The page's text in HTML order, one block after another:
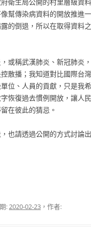
幫傳染病資料的開放推進
的倒退，所以在取得資料
或稱武漢肺炎、新冠肺炎
散播；我知道對比國際台
位、人員的貢獻，只是我
恢復過去慣例開放，讓人
在彼此的猜忌。
也請透過公開的方式討論
: 2020-02-23 ，作者: